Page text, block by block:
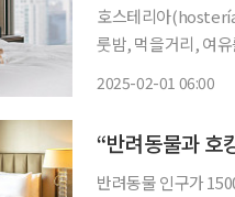
호스테리아
룻밤, 먹을거리, 여
2025-02-01 06:00
“반려동물과 호
반려동물 인구가